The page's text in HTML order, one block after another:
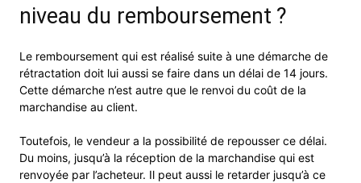
niveau du remboursement ?
Le remboursement qui est réalisé suite à une démarche de
rétractation doit lui aussi se faire dans un délai de 14 jours.
Cette démarche n’est autre que le renvoi du coût de la
marchandise au client.
Toutefois, le vendeur a la possibilité de repousser ce délai.
Du moins, jusqu’à la réception de la marchandise qui est
renvoyée par l’acheteur. Il peut aussi le retarder jusqu’à ce